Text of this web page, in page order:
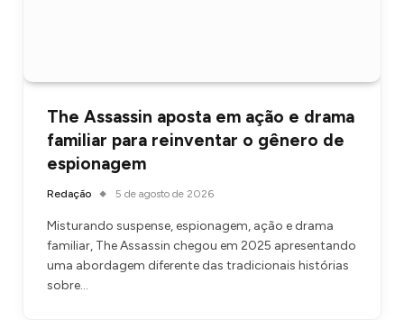
The Assassin aposta em ação e drama
familiar para reinventar o gênero de
espionagem
Redação 5 de agosto de 2026
Misturando suspense, espionagem, ação e drama
familiar, The Assassin chegou em 2025 apresentando
uma abordagem diferente das tradicionais histórias
sobre…